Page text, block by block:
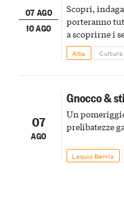
07 AGO
10 AGO
Scopri,
porteranno
a scoprirne i
Alba Cultura
07
AGO
Gnocco &
Un
prelibatezze
Lequio Berria